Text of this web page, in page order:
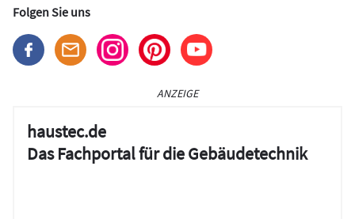
Folgen Sie uns
ANZEIGE
haustec.de
Das Fachportal für die Gebäudetechnik